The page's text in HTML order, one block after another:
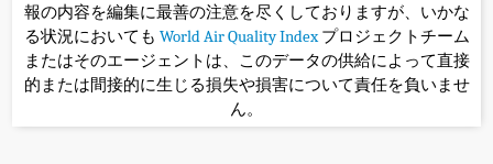
報の内容を編集に最善の注意を尽くしておりますが、いかな
る状況においても World Air Quality Indexプロジェクトチーム
またはそのエージェントは、このデータの供給によって直接
的または間接的に生じる損失や損害について責任を負いませ
ん。